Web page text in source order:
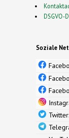
DSGVO-
Soziale
Twitter: